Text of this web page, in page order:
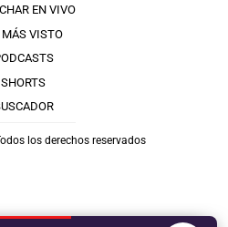
EN VIVO
MÁS VISTO
SHORTS
los derechos reservados